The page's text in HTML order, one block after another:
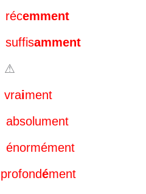
récemment
suffisamment
⚠
vraiment
absolument
énormément
profondément